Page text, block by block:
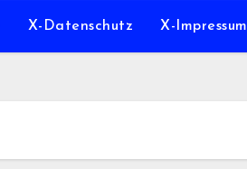
X-Datenschutz X-Impressum